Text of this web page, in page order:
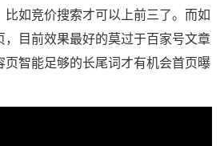
如竞价搜索才可以上前三了。而如
，目前效果最好的莫过于百家号文章
页智能足够的长尾词才有机会首页曝